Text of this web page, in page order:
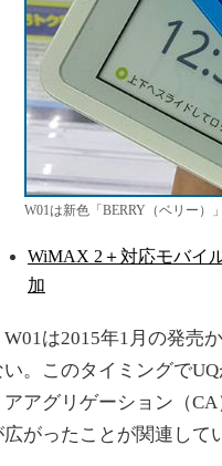
W01は新色「BERRY（ベリー）
WiMAX 2＋対応モバイ
加
は2015年1月の発売
い。このタイミングで
アアグリゲーション（
広がったことが関連して